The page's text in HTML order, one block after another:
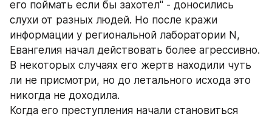
его поймать если бы захотел" - доносились
слухи от разных людей. Но после кражи
информации у региональной лаборатории N,
Евангелия начал действовать более агрессивно.
В некоторых случаях его жертв находили чуть
ли не присмотри, но до летального исхода это
никогда не доходила.
Когда его преступления начали становиться